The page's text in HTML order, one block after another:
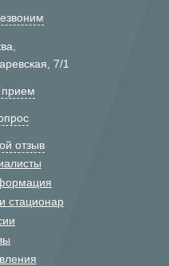
7/1
прием
отзыв
стационар